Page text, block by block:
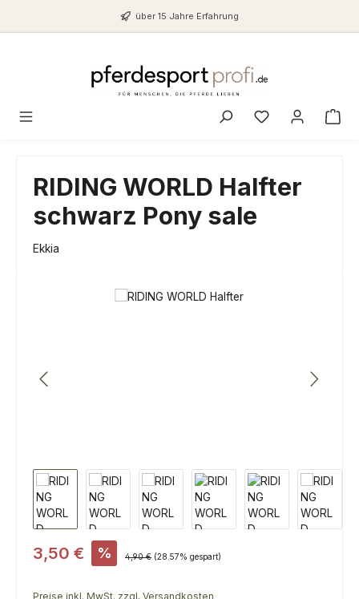
Zum Hauptinhalt springenüber 15 Jahre Erfahrung
Du hast 0
RIDING WORLD Halfter
schwarz Pony sale
Ekkia
Bildergalerie überspringen
Verkaufspreis:
3,50 € % Regulärer Preis:
4,90 € (28.57% gespart)
Preise inkl. MwSt. zzgl. Versandkosten